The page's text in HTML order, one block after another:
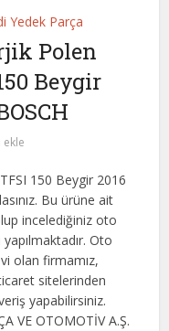
Yedek Parça
Polen
Beygir
ekle
150 Beygir 2016
Bu ürüne ait
incelediğiniz oto
Oto
olan firmamız,
sitelerinden
yapabilirsiniz.
VE OTOMOTİV A.Ş.